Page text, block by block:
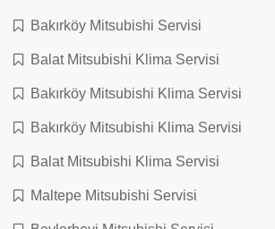
Bakırköy Mitsubishi Servisi
Balat Mitsubishi Klima Servisi
Bakırköy Mitsubishi Klima Servisi
Bakırköy Mitsubishi Klima Servisi
Balat Mitsubishi Klima Servisi
Maltepe Mitsubishi Servisi